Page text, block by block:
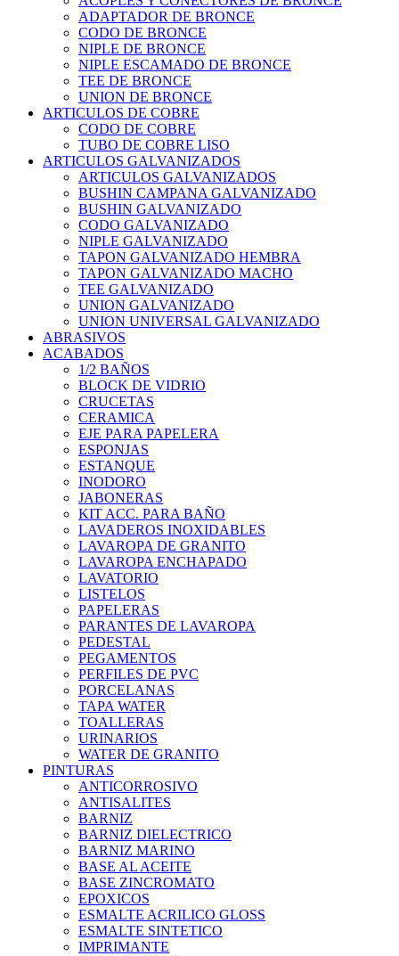
ADAPTADOR DE BRONCE
CODO DE BRONCE
NIPLE DE BRONCE
NIPLE ESCAMADO DE BRONCE
TEE DE BRONCE
UNION DE BRONCE
ARTICULOS DE COBRE
CODO DE COBRE
TUBO DE COBRE LISO
ARTICULOS GALVANIZADOS
ARTICULOS GALVANIZADOS
BUSHIN CAMPANA GALVANIZADO
BUSHIN GALVANIZADO
CODO GALVANIZADO
NIPLE GALVANIZADO
TAPON GALVANIZADO HEMBRA
TAPON GALVANIZADO MACHO
TEE GALVANIZADO
UNION GALVANIZADO
UNION UNIVERSAL GALVANIZADO
ABRASIVOS
ACABADOS
1/2 BAÑOS
BLOCK DE VIDRIO
CRUCETAS
CERAMICA
EJE PARA PAPELERA
ESPONJAS
ESTANQUE
INODORO
JABONERAS
KIT ACC. PARA BAÑO
LAVADEROS INOXIDABLES
LAVAROPA DE GRANITO
LAVAROPA ENCHAPADO
LAVATORIO
LISTELOS
PAPELERAS
PARANTES DE LAVAROPA
PEDESTAL
PEGAMENTOS
PERFILES DE PVC
PORCELANAS
TAPA WATER
TOALLERAS
URINARIOS
WATER DE GRANITO
PINTURAS
ANTICORROSIVO
ANTISALITES
BARNIZ
BARNIZ DIELECTRICO
BARNIZ MARINO
BASE AL ACEITE
BASE ZINCROMATO
EPOXICOS
ESMALTE ACRILICO GLOSS
ESMALTE SINTETICO
IMPRIMANTE